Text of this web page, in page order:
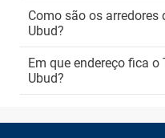
Como são os arredores
Ubud?
Em que endereço fica
Ubud?